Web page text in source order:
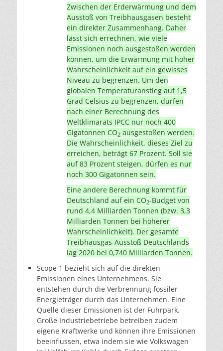
Zwischen der Erderwärmung und dem
Ausstoß von Treibhausgasen besteht
ein direkter Zusammenhang. Daher
lässt sich errechnen, wie viele
Emissionen noch ausgestoßen werden
können, um die Erwärmung mit hoher
Wahrscheinlichkeit auf ein gewisses
Niveau zu begrenzen. Um den
globalen Temperaturanstieg auf 1,5
Grad Celsius zu begrenzen, dürfen
nach einer Berechnung des
Weltklimarats IPCC nur noch 400
Gigatonnen CO2 ausgestoßen werden.
Die Wahrscheinlichkeit, dieses Ziel zu
erreichen, beträgt 67 Prozent. Soll sie
auf 83 Prozent steigen, dürfen es nur
noch 300 Gigatonnen sein.
Eine andere Berechnung kommt für
Deutschland auf ein CO2-Budget von
rund 4,4 Milliarden Tonnen (bzw. 3,3
Milliarden Tonnen bei höherer
Wahrscheinlichkeit). Der gesamte
Treibhausgas-Ausstoß Deutschlands
lag 2020 bei 0,740 Milliarden Tonnen.
Scope 1 bezieht sich auf die direkten
Emissionen eines Unternehmens. Sie
entstehen durch die Verbrennung fossiler
Energieträger durch das Unternehmen. Eine
Quelle dieser Emissionen ist der Fuhrpark.
Große Industriebetriebe betreiben zudem
eigene Kraftwerke und können ihre Emissionen
beeinflussen, etwa indem sie wie Volkswagen